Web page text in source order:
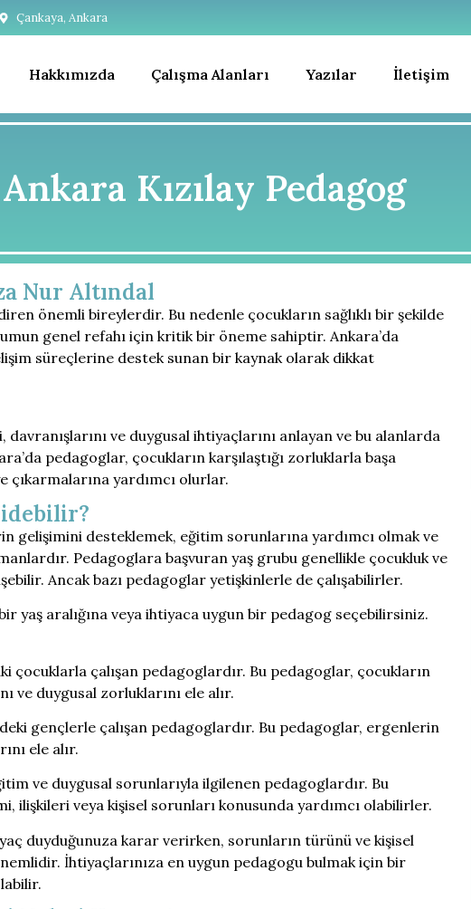
Çankaya, Ankara
Hakkımızda Çalışma Alanları Yazılar İletişim
Ankara Kızılay Pedagog
Nur Altındal
önemli bireylerdir. Bu nedenle çocukların sağlıklı bir şekilde
genel refahı için kritik bir öneme sahiptir. Ankara’da
süreçlerine destek sunan bir kaynak olarak dikkat
ve duygusal ihtiyaçlarını anlayan ve bu alanlarda
pedagoglar, çocukların karşılaştığı zorluklarla başa
çıkarmalarına yardımcı olurlar.
gelişimini desteklemek, eğitim sorunlarına yardımcı olmak ve
Pedagoglara başvuran yaş grubu genellikle çocukluk ve
Ancak bazı pedagoglar yetişkinlerle de çalışabilirler.
yaş aralığına veya ihtiyaca uygun bir pedagog seçebilirsiniz.
çocuklarla çalışan pedagoglardır. Bu pedagoglar, çocukların
ve duygusal zorluklarını ele alır.
gençlerle çalışan pedagoglardır. Bu pedagoglar, ergenlerin
ele alır.
ve duygusal sorunlarıyla ilgilenen pedagoglardır. Bu
ilişkileri veya kişisel sorunları konusunda yardımcı olabilirler.
duyduğunuza karar verirken, sorunların türünü ve kişisel
İhtiyaçlarınıza en uygun pedagogu bulmak için bir